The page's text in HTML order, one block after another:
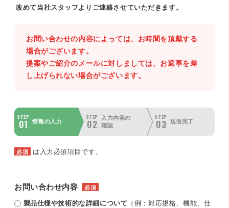
改めて当社スタッフよりご連絡させていただきます。
お問い合わせの内容によっては、お時間を頂戴する
場合がございます。
提案やご紹介のメールに対しましては、お返事を差
し上げられない場合がございます。
STEP
01 情報の入力
STEP
02
入力内容の
確認
STEP
03 送信完了
必須 は入力必須項目です。
お問い合わせ内容 必須
製品仕様や技術的な詳細について （例：対応規格、機能、仕